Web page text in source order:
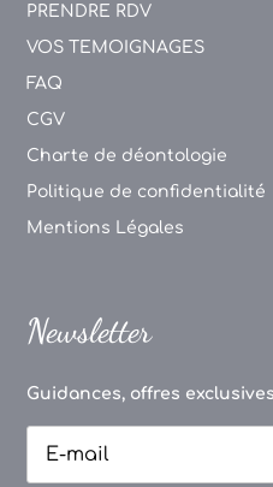
PRENDRE RDV
VOS TEMOIGNAGES
FAQ
CGV
Charte de déontologie
Politique de confidentialité
Mentions Légales
Newsletter
Guidances, offres